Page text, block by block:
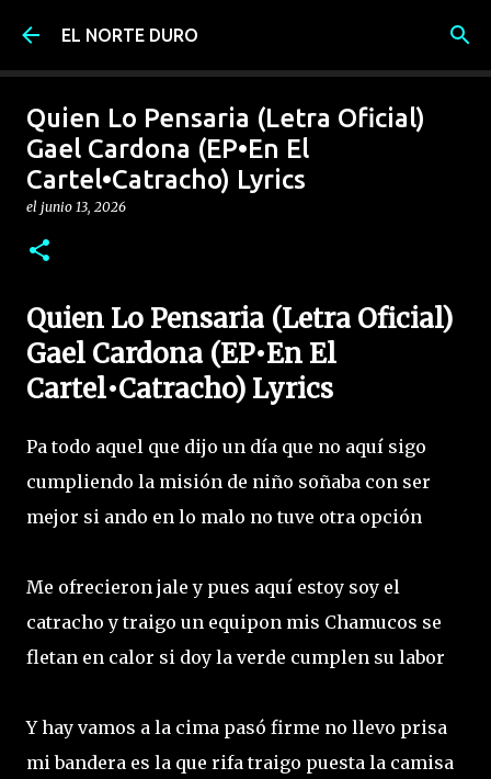
Ir al contenido principal
EL NORTE DURO
Quien Lo Pensaria (Letra Oficial)
Gael Cardona (EP•En El
Cartel•Catracho) Lyrics
el junio 13, 2026
Quien Lo Pensaria (Letra Oficial)
Gael Cardona (EP•En El
Cartel•Catracho) Lyrics
Pa todo aquel que dijo un día que no aquí sigo
cumpliendo la misión de niño soñaba con ser
mejor si ando en lo malo no tuve otra opción
Me ofrecieron jale y pues aquí estoy soy el
catracho y traigo un equipon mis Chamucos se
fletan en calor si doy la verde cumplen su labor
Y hay vamos a la cima pasó firme no llevo prisa
mi bandera es la que rifa traigo puesta la camisa